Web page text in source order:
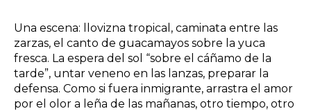
Una escena: llovizna tropical, caminata entre las
zarzas, el canto de guacamayos sobre la yuca
fresca. La espera del sol “sobre el cáñamo de la
tarde”, untar veneno en las lanzas, preparar la
defensa. Como si fuera inmigrante, arrastra el amor
por el olor a leña de las mañanas, otro tiempo, otro